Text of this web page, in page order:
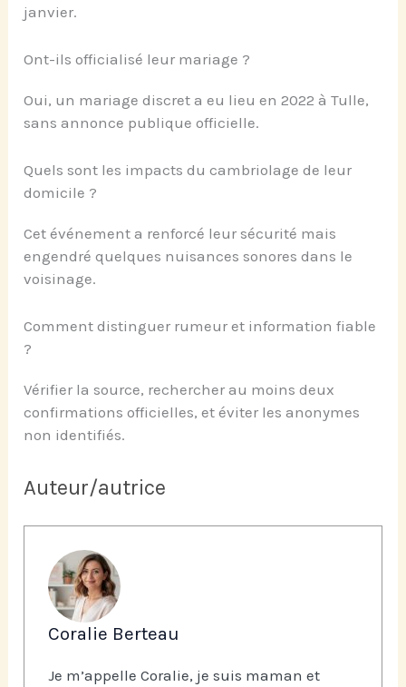
janvier.
Ont-ils officialisé leur mariage ?
Oui, un mariage discret a eu lieu en 2022 à Tulle,
sans annonce publique officielle.
Quels sont les impacts du cambriolage de leur
domicile ?
Cet événement a renforcé leur sécurité mais
engendré quelques nuisances sonores dans le
voisinage.
Comment distinguer rumeur et information fiable
?
Vérifier la source, rechercher au moins deux
confirmations officielles, et éviter les anonymes
non identifiés.
Auteur/autrice
Coralie Berteau
Je m’appelle Coralie, je suis maman et